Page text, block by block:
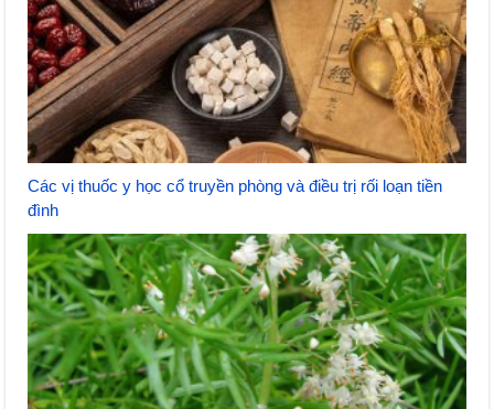
Các vị thuốc y học cổ truyền phòng và điều trị rối loạn tiền
đình